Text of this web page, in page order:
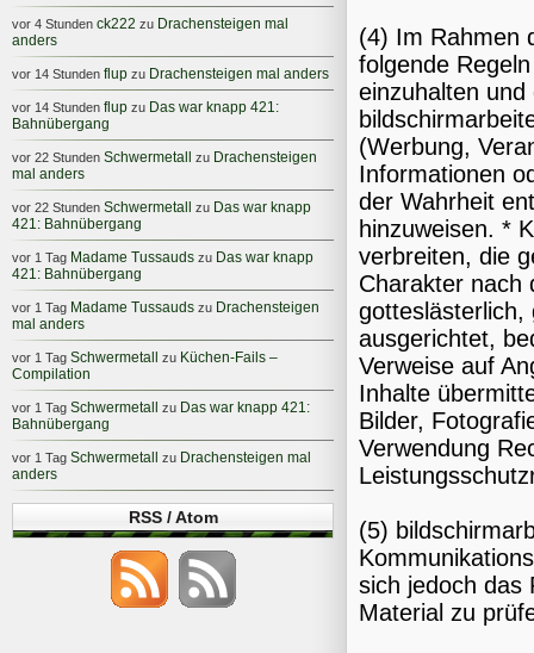
(4) Im Rahmen
folgende
einzuhalten
(Werbung,
Informationen
der Wahrheit
hinzuweisen. *
verbreiten, die
Charakter nach
gotteslästerlich,
ausgerichtet,
Verweise auf
Inhalte
Bilder,
Verwendung
(5)
sich jedoch das
Material zu
vor 4 Stunden ck222 zu Drachensteigen mal
anders
vor 14 Stunden flup zu Drachensteigen mal anders
vor 14 Stunden flup zu Das war knapp 421:
Bahnübergang
vor 22 Stunden Schwermetall zu Drachensteigen
mal anders
vor 22 Stunden Schwermetall zu Das war knapp
421: Bahnübergang
vor 1 Tag Madame Tussauds zu Das war knapp
421: Bahnübergang
vor 1 Tag Madame Tussauds zu Drachensteigen
mal anders
vor 1 Tag Schwermetall zu Küchen-Fails –
Compilation
vor 1 Tag Schwermetall zu Das war knapp 421:
Bahnübergang
vor 1 Tag Schwermetall zu Drachensteigen mal
anders
RSS / Atom